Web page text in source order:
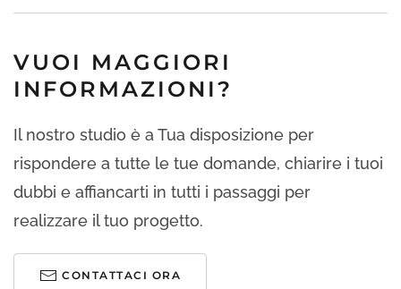
VUOI MAGGIORI
INFORMAZIONI?
Il nostro studio è a Tua disposizione per
rispondere a tutte le tue domande, chiarire i tuoi
dubbi e affiancarti in tutti i passaggi per
realizzare il tuo progetto.
CONTATTACI ORA